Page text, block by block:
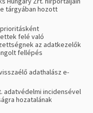
tárgyában hozott
prioritásként
felé való
az adatkezelők
fellépés
adathalász e-
adatvédelmi incidensével
hozatalának